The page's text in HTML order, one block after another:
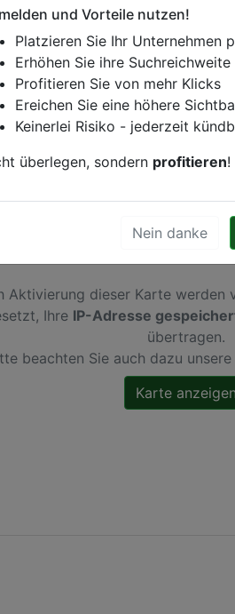
oder andere relevante
Gerne erweitern wir Ihren
Ihren Wettbewerbern abheben.
Aktivierung dieser Karte werden
Ihre IP-Adresse
übertragen.
beachten Sie auch dazu unsere
und Vorteile nutzen!
Platzieren Sie Ihr Unternehmen
Erhöhen Sie ihre
Profitieren Sie von mehr Klicks
Ereichen Sie eine höhere
Keinerlei Risiko - jederzeit
überlegen, sondern profitieren!
Nein danke